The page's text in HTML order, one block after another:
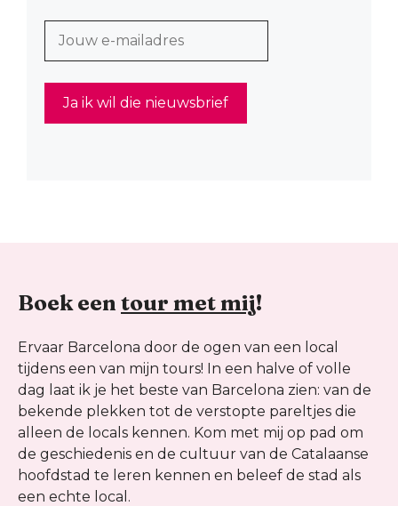
Boek een tour met mij!
Ervaar Barcelona door de ogen van een local
tijdens een van mijn tours! In een halve of volle
dag laat ik je het beste van Barcelona zien: van de
bekende plekken tot de verstopte pareltjes die
alleen de locals kennen. Kom met mij op pad om
de geschiedenis en de cultuur van de Catalaanse
hoofdstad te leren kennen en beleef de stad als
een echte local.